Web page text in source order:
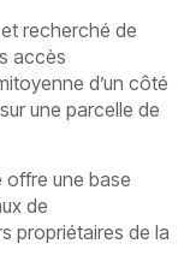
recherché de
accès
d’un côté
une parcelle de
offre une base
de
propriétaires de la